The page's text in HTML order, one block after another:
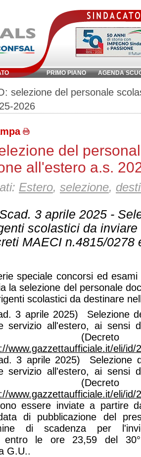
PRIMO PIANO AGENDA
Inserisci parola chiave:
selezione del personale
2026
del
all'estero a.s.
Estero, selezione,
3 aprile 2025 -
scolastici da
MAECI n.4815/0278
speciale concorsi ed
la selezione del personale
scolastici da destinare
3 aprile 2025) Selezione
servizio all'estero, ai sensi
www.gazzettaufficiale.it/eli/id/
3 aprile 2025) Selezione
servizio all'estero, ai sensi
www.gazzettaufficiale.it/eli/id/
essere inviate a partire
di pubblicazione del
di scadenza per
entro le ore 23,59 del
G.U..